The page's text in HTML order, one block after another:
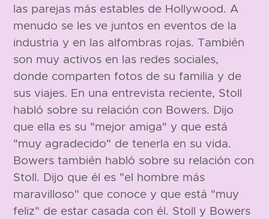
las parejas más estables de Hollywood. A
menudo se les ve juntos en eventos de la
industria y en las alfombras rojas. También
son muy activos en las redes sociales,
donde comparten fotos de su familia y de
sus viajes. En una entrevista reciente, Stoll
habló sobre su relación con Bowers. Dijo
que ella es su "mejor amiga" y que está
"muy agradecido" de tenerla en su vida.
Bowers también habló sobre su relación con
Stoll. Dijo que él es "el hombre más
maravilloso" que conoce y que está "muy
feliz" de estar casada con él. Stoll y Bowers